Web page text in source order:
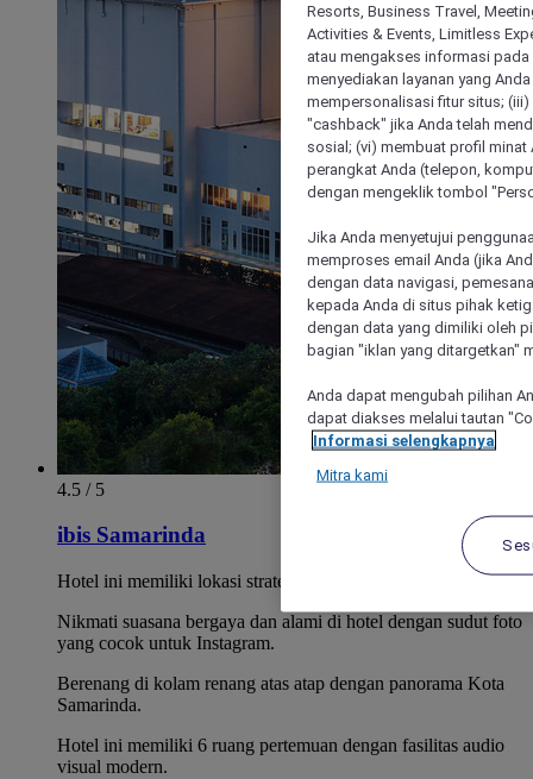
4.5 / 5
ibis Samarinda
Hotel ini memiliki lokasi strategis di pusat kota.
Nikmati suasana bergaya dan alami di hotel dengan sudut foto
yang cocok untuk Instagram.
Berenang di kolam renang atas atap dengan panorama Kota
Samarinda.
Hotel ini memiliki 6 ruang pertemuan dengan fasilitas audio
visual modern.
Resorts, Business Travel,
Activities & Events, Limitless
atau mengakses informasi
menyediakan layanan yang
mempersonalisasi fitur situs;
"cashback" jika Anda telah
sosial; (vi) membuat profil
perangkat Anda (telepon,
dengan mengeklik tombol
Jika Anda menyetujui
memproses email Anda (jika
dengan data navigasi,
kepada Anda di situs pihak
dengan data yang dimiliki oleh
bagian "iklan yang ditargetkan"
Anda dapat mengubah pilihan
dapat diakses melalui tautan
Informasi selengkapnya
Mitra kami